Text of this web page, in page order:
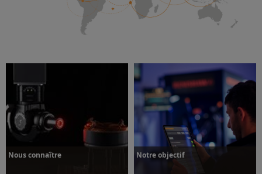
Nous connaître Notre objectif